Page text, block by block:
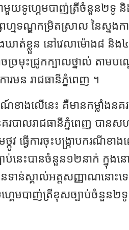
មួយទូហ្គេមបាញ់ត្រីចំនួន២ទូ និ
ហ្មទណ្ឌកម្រិតស្រាល នៃស្នងកា
ងឃាត់ខ្លួន នៅវេលាម៉ោង៨ និង
រមុះជ្រូកក្បាលថ្នាល់ តាមប
ារមន រាជធានីភ្នំពេញ ។
រណ៍ខាងលើនេះ គឺមានកម្លាំងន
របាលរាជធានីភ្នំពេញ បានស
មថ្កូវ ធ្វើការចុះបង្ក្រាបករណី
នេះបានចំនួន១២នាក់ ក្នុង
ទាន់ស្គាល់អត្តសញ្ញាណនោះទេ
គេមបាញ់ត្រីខុសច្បាប់ចំនួន២ទូ